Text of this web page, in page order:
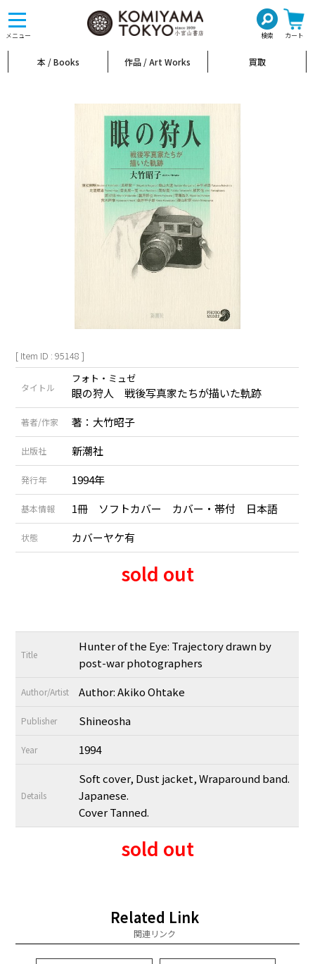
メニュー 検索 カート
toggle
navigation
本 / Books 作品 / Art Works 買取
[ Item ID : 95148 ]
タイトル
フォト・ミュゼ
眼の狩人 戦後写真家たちが描いた軌跡
著者/作家 著：大竹昭子
出版社 新潮社
発行年 1994年
基本情報 1冊 ソフトカバー カバー・帯付 日本語
状態 カバーヤケ有
sold out
Title
Hunter of the Eye: Trajectory drawn by
post-war photographers
Author/Artist Author: Akiko Ohtake
Publisher Shineosha
Year 1994
Details
Soft cover, Dust jacket, Wraparound band.
Japanese.
Cover Tanned.
sold out
Related Link
関連リンク